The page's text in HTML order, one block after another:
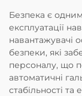
Безпека є
експлуатації
навантажувачі
безпеки, які
персоналу, що
автоматичні
стабільності